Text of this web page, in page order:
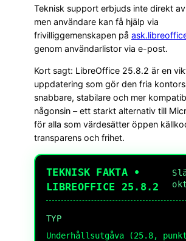
Teknisk support erbjuds inte direkt
men användare kan få hjälp via
frivilliggemenskapen på
genom användarlistor via e-post.
Kort sagt: LibreOffice 25.8.2 är en
uppdatering som gör den fria
snabbare, stabilare och mer
någonsin – ett starkt alternativ till
för alla som värdesätter öppen
transparens och frihet.
TEKNISK FAKTA •
LIBREOFFICE 25.8.2
TYP
Underhållsutgåva (25.8,